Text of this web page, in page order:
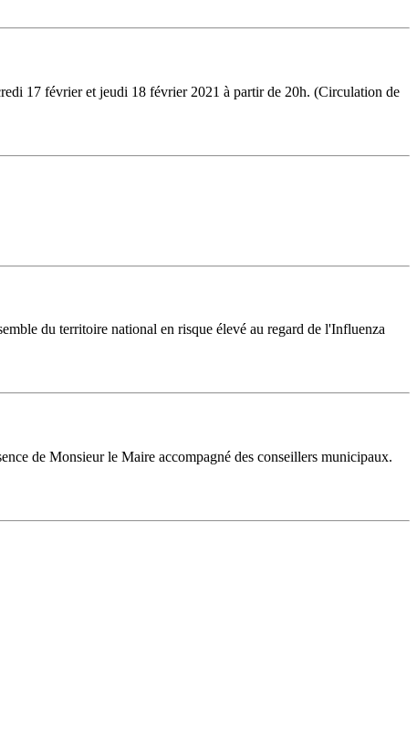
17 février et jeudi 18 février 2021 à partir de 20h. (Circulation de
du territoire national en risque élevé au regard de l'Influenza
de Monsieur le Maire accompagné des conseillers municipaux.